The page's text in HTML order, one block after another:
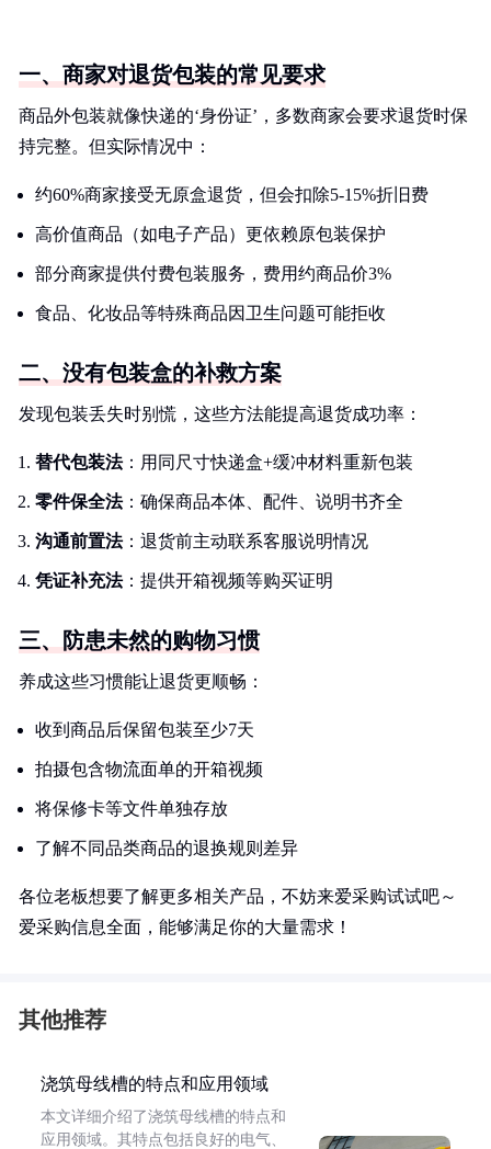
一、商家对退货包装的常见要求
商品外包装就像快递的‘身份证’，多数商家会要求退货时保
持完整。但实际情况中：
约60%商家接受无原盒退货，但会扣除5-15%折旧费
高价值商品（如电子产品）更依赖原包装保护
部分商家提供付费包装服务，费用约商品价3%
食品、化妆品等特殊商品因卫生问题可能拒收
二、没有包装盒的补救方案
发现包装丢失时别慌，这些方法能提高退货成功率：
替代包装法：用同尺寸快递盒+缓冲材料重新包装
零件保全法：确保商品本体、配件、说明书齐全
沟通前置法：退货前主动联系客服说明情况
凭证补充法：提供开箱视频等购买证明
三、防患未然的购物习惯
养成这些习惯能让退货更顺畅：
收到商品后保留包装至少7天
拍摄包含物流面单的开箱视频
将保修卡等文件单独存放
了解不同品类商品的退换规则差异
各位老板想要了解更多相关产品，不妨来爱采购试试吧～
爱采购信息全面，能够满足你的大量需求！
其他推荐
浇筑母线槽的特点和应用领域
本文详细介绍了浇筑母线槽的特点和
应用领域。其特点包括良好的电气、